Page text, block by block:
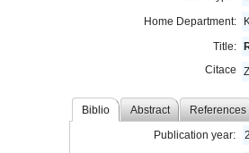
Home Department:
Title:
Citace
Biblio Abstract References
Publication year: